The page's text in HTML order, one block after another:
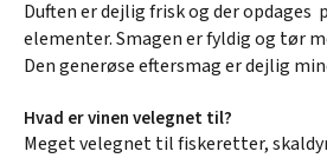
Duften er dejlig frisk og der opdages
elementer. Smagen er fyldig og tør
Den generøse eftersmag er dejlig
Hvad er vinen velegnet til?
Meget velegnet til fiskeretter,